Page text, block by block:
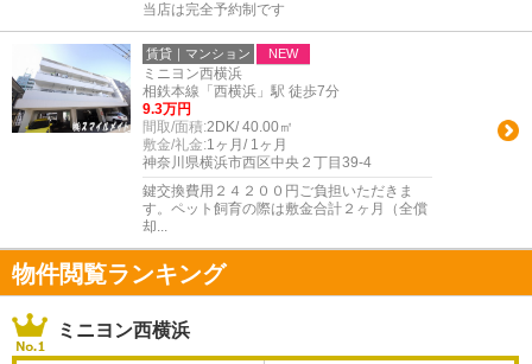
当店は完全予約制です
賃貸｜マンション NEW
ミニヨン西横浜
相鉄本線「西横浜」駅 徒歩7分
9.3万円
間取/面積:2DK/ 40.00㎡
敷金/礼金:1ヶ月/ 1ヶ月
神奈川県横浜市西区中央２丁目39-4
鍵交換費用２４２００円ご負担いただきま
す。ペット飼育の際は敷金合計２ヶ月（全償
却...
物件閲覧ランキング
ミニヨン西横浜